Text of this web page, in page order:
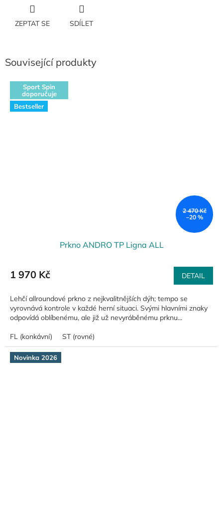
ZEPTAT SE SDÍLET
Související produkty
Sport Spin
doporučuje
Bestseller
2 470 Kč
–20 %
Prkno ANDRO TP Ligna ALL
1 970 Kč DETAIL
Lehčí allroundové prkno z nejkvalitnějších dýh; tempo se
vyrovnává kontrole v každé herní situaci. Svými hlavními znaky
odpovídá oblíbenému, ale již už nevyráběnému prknu...
FL (konkávní) ST (rovné)
Novinka 2026